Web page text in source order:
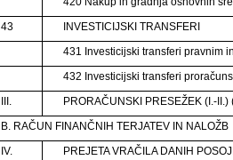
43
INVESTICIJSKI TRANSFERI
431 Investicijski transferi pravnim
432 Investicijski transferi
III.
PRORAČUNSKI PRESEŽEK (I.-
B. RAČUN FINANČNIH TERJATEV IN NALOŽB
IV.
PREJETA VRAČILA DANIH